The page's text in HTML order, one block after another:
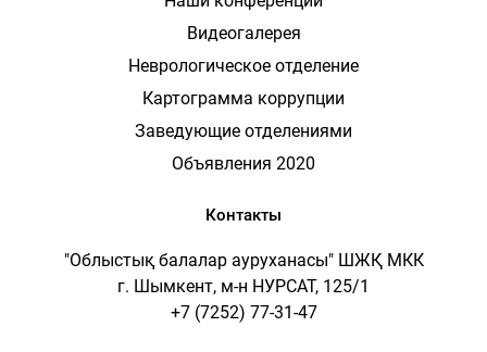
Видеогалерея
Неврологическое отделение
Картограмма коррупции
Заведующие отделениями
Объявления 2020
Контакты
"Облыстық балалар ауруханасы" ШЖҚ МКК
г. Шымкент, м-н НУРСАТ, 125/1
+7 (7252) 77-31-47